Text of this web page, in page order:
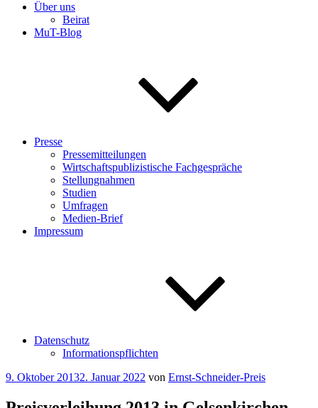
Über uns
Beirat
MuT-Blog
Presse
Pressemitteilungen
Wirtschaftspublizistische Fachgespräche
Stellungnahmen
Studien
Umfragen
Medien-Brief
Impressum
Datenschutz
Informationspflichten
Veröffentlicht
9. Oktober 20132. Januar 2022 von Ernst-Schneider-Preis